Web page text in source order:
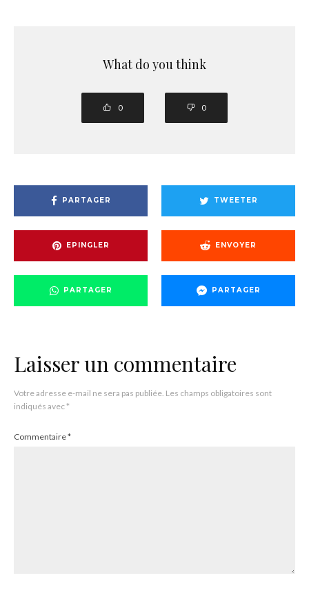
What do you think
0 0
PARTAGER TWEETER
EPINGLER ENVOYER
PARTAGER PARTAGER
Laisser un commentaire
Votre adresse e-mail ne sera pas publiée. Les champs obligatoires sont
indiqués avec*
Commentaire*